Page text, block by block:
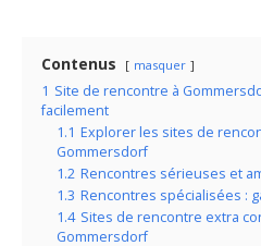
Contenus masquer
1 Site de rencontre à
facilement
1.1 Explorer les sites de
Gommersdorf
1.2 Rencontres sérieuses et
1.3 Rencontres spécialisées :
1.4 Sites de rencontre extra
Gommersdorf